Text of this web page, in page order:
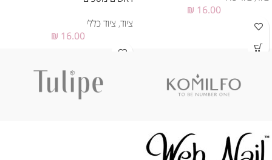
₪ 16.00
ציוד, ציוד כללי
₪ 16.00